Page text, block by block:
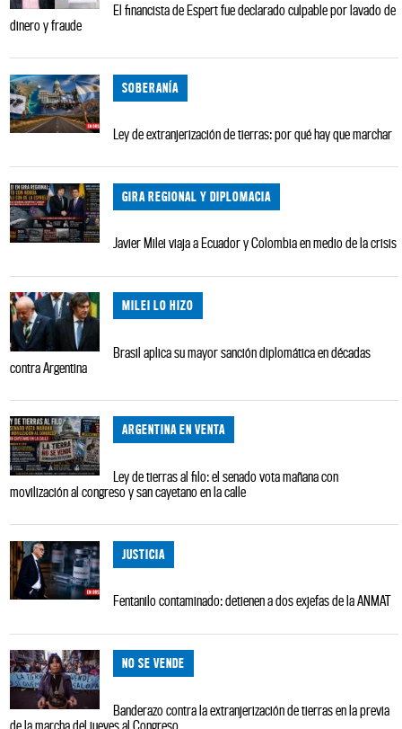
El financista de Espert fue declarado culpable por lavado de
dinero y fraude
SOBERANÍA
Ley de extranjerización de tierras: por qué hay que marchar
GIRA REGIONAL Y DIPLOMACIA
Javier Milei viaja a Ecuador y Colombia en medio de la crisis
MILEI LO HIZO
Brasil aplica su mayor sanción diplomática en décadas
contra Argentina
ARGENTINA EN VENTA
Ley de tierras al filo: el senado vota mañana con
movilización al congreso y san cayetano en la calle
JUSTICIA
Fentanilo contaminado: detienen a dos exjefas de la ANMAT
NO SE VENDE
Banderazo contra la extranjerización de tierras en la previa
de la marcha del jueves al Congreso